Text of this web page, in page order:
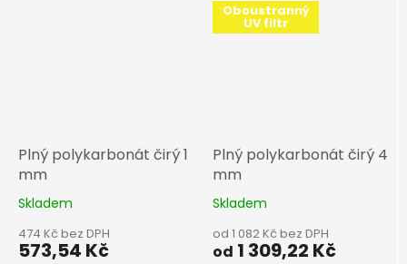
Plný polykarbonát čirý 1
mm
Skladem
474 Kč bez DPH
573,54 Kč
Oboustranný
UV filtr
Plný polykarbonát čirý 4
mm
Skladem
od 1 082 Kč bez DPH
od 1 309,22 Kč